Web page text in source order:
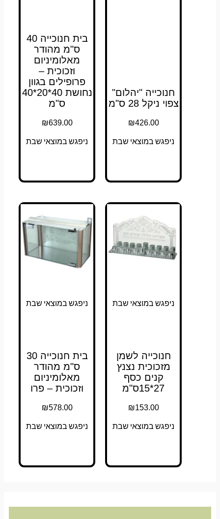
חנוכייה "יהלום"
צפוי ניקל 28 ס"מ
₪426.00
ניפגש במוצאי שבת
בית חנוכייה 40
ס"מ מהודר
מאלומיניום
וזכוכית –
פרופילים בגוון
נחושת 40*20*40
₪639.00
ניפגש במוצאי שבת
ניפגש במוצאי שבת
חנוכייה לשמן
מזכוכית נצנץ
קנים כסף
₪153.00
ניפגש במוצאי שבת
ניפגש במוצאי שבת
בית חנוכייה 30
ס"מ מהודר
מאלומיניום
וזכוכית – פרו
₪578.00
ניפגש במוצאי שבת